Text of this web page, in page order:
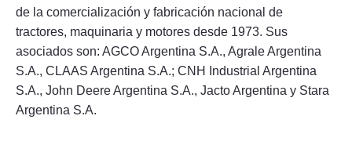
de la comercialización y fabricación nacional de
tractores, maquinaria y motores desde 1973. Sus
asociados son: AGCO Argentina S.A., Agrale Argentina
S.A., CLAAS Argentina S.A.; CNH Industrial Argentina
S.A., John Deere Argentina S.A., Jacto Argentina y Stara
Argentina S.A.